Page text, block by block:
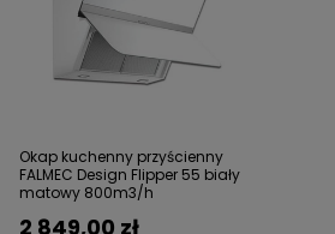
Okap kuchenny przyścienny
FALMEC Design Flipper 55 biały
matowy 800m3/h
2 849,00 zł